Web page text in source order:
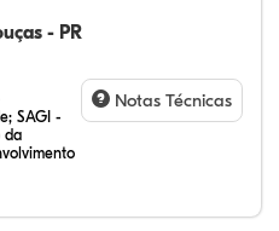
- PR
SAGI -
da
Notas Técnicas